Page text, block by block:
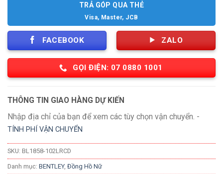
TRẢ GÓP QUA THẺ
Visa, Master, JCB
FACEBOOK ZALO
GỌI ĐIỆN: 07 0880 1001
THÔNG TIN GIAO HÀNG DỰ KIẾN
Nhập địa chỉ của bạn để xem các tùy chọn vận chuyển. -
TÍNH PHÍ VẬN CHUYỂN
SKU: BL1858-102LRCD
Danh mục: BENTLEY, Đồng Hồ Nữ